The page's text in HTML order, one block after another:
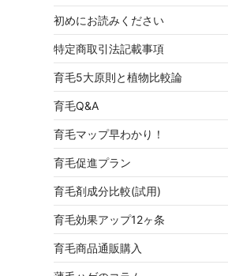
初めにお読みください
特定商取引法記載事項
育毛5大原則と植物比較論
育毛Q&A
育毛マップ早わかり！
育毛促進プラン
育毛剤成分比較(試用)
育毛効果アップ12ヶ条
育毛商品通販購入